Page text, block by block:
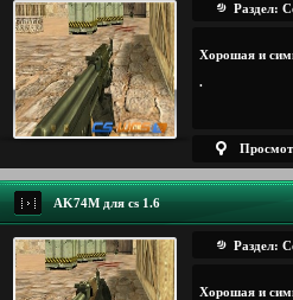
Раздел:
Хорошая и
.
AK74M для cs 1.6
Раздел:
Хорошая и